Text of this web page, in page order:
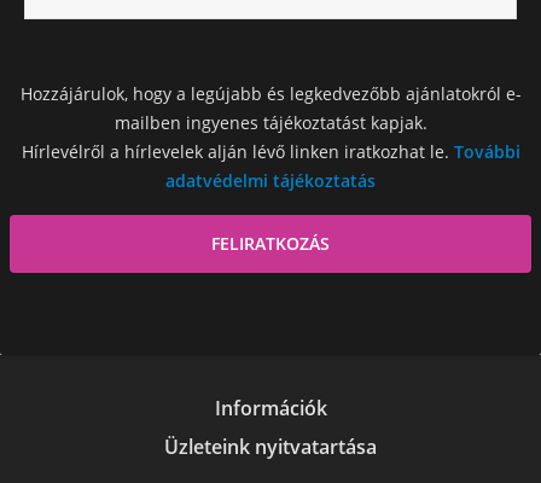
Hozzájárulok, hogy a legújabb és legkedvezőbb ajánlatokról e-
mailben ingyenes tájékoztatást kapjak.
Hírlevélről a hírlevelek alján lévő linken iratkozhat le. További
adatvédelmi tájékoztatás
Információk
Üzleteink nyitvatartása